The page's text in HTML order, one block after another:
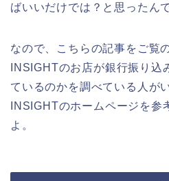
ばいいだけでは？と思ったん
なので、こちらの記事をご覧
INSIGHTのお店が銀行振り込
ているのかを調べている人が
INSIGHTのホームページを参
よ。